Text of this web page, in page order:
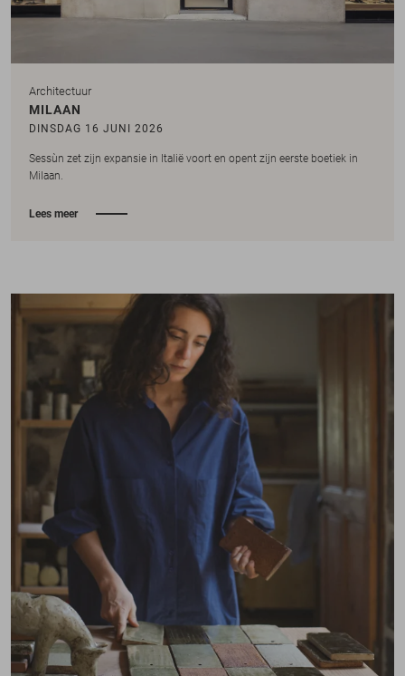
Architectuur
MILAAN
DINSDAG 16 JUNI 2026
Sessùn zet zijn expansie in Italië voort en opent zijn eerste boetiek in
Milaan.
Lees meer